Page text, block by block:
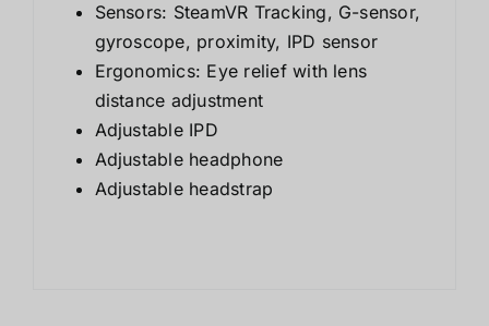
Sensors: SteamVR Tracking, G-sensor,
gyroscope, proximity, IPD sensor
Ergonomics: Eye relief with lens
distance adjustment
Adjustable IPD
Adjustable headphone
Adjustable headstrap